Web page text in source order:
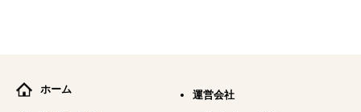
ホーム 運営会社